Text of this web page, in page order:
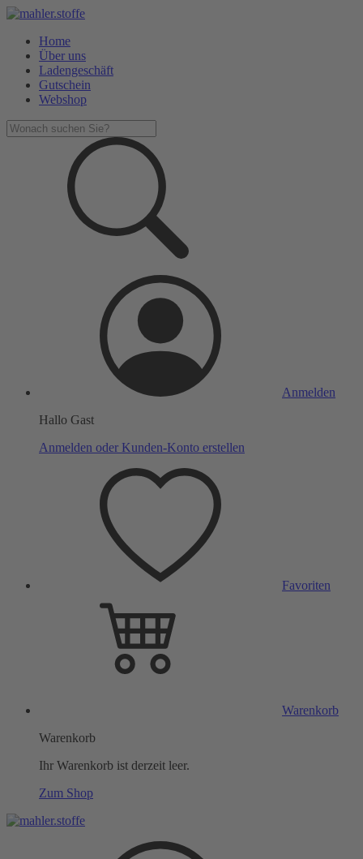
Home
Über uns
Ladengeschäft
Gutschein
Webshop
Anmelden
Hallo Gast
Anmelden oder Kunden-Konto erstellen
Favoriten
Warenkorb
Warenkorb
Ihr Warenkorb ist derzeit leer.
Zum Shop